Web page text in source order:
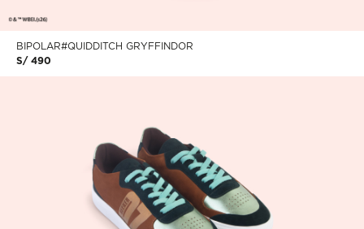
BIPOLAR#QUIDDITCH GRYFFINDOR
S/ 490